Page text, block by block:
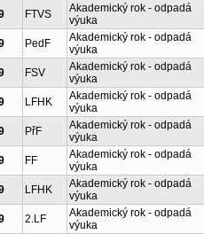
FHS
Akademický rok - odpadá
výuka
FTVS
Akademický rok - odpadá
výuka
PedF
Akademický rok - odpadá
výuka
FSV
Akademický rok - odpadá
výuka
LFHK
Akademický rok - odpadá
výuka
PřF
Akademický rok - odpadá
výuka
FF
Akademický rok - odpadá
výuka
LFHK
Akademický rok - odpadá
výuka